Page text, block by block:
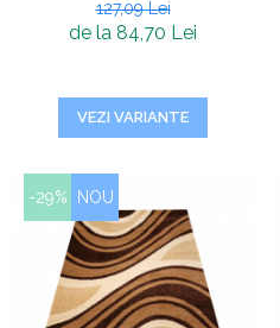
127,09 Lei
de la 84,70 Lei
VEZI VARIANTE
-29% NOU